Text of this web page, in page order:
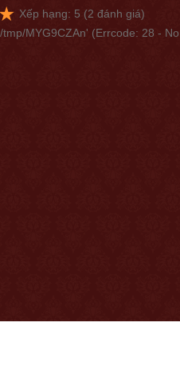
★ Xếp hạng: 5 (2 đánh giá)
MYG9CZAn' (Errcode: 28 -